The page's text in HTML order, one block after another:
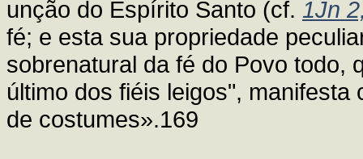
unção do Espírito Santo (cf. 1Jn
fé; e esta sua propriedade
sobrenatural da fé do Povo todo,
último dos fiéis leigos",
de costumes».169